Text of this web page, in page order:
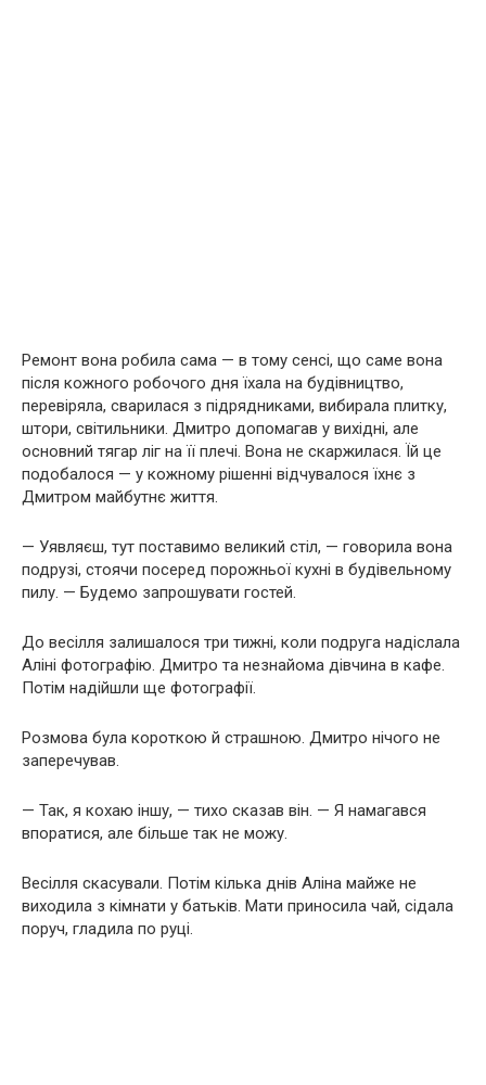
Ремонт вона робила сама — в тому сенсі, що саме вона
після кожного робочого дня їхала на будівництво,
перевіряла, сварилася з підрядниками, вибирала плитку,
штори, світильники. Дмитро допомагав у вихідні, але
основний тягар ліг на її плечі. Вона не скаржилася. Їй це
подобалося — у кожному рішенні відчувалося їхнє з
Дмитром майбутнє життя.
— Уявляєш, тут поставимо великий стіл, — говорила вона
подрузі, стоячи посеред порожньої кухні в будівельному
пилу. — Будемо запрошувати гостей.
До весілля залишалося три тижні, коли подруга надіслала
Аліні фотографію. Дмитро та незнайома дівчина в кафе.
Потім надійшли ще фотографії.
Розмова була короткою й страшною. Дмитро нічого не
заперечував.
— Так, я кохаю іншу, — тихо сказав він. — Я намагався
впоратися, але більше так не можу.
Весілля скасували. Потім кілька днів Аліна майже не
виходила з кімнати у батьків. Мати приносила чай, сідала
поруч, гладила по руці.